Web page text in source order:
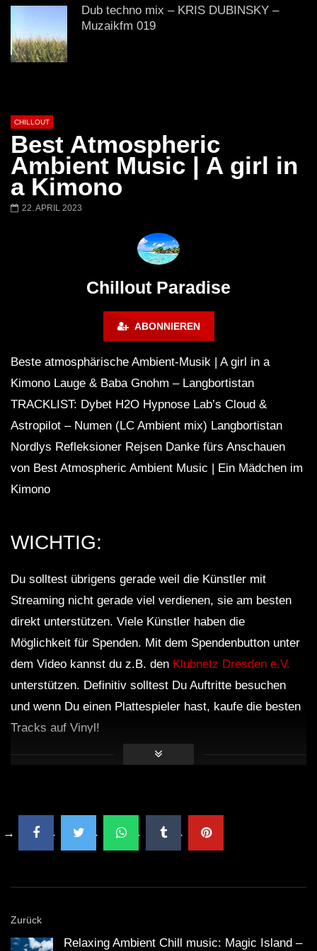
Calm & Relaxing Background
Music 🍓 Chill, Study, Work,
Sleep
Dub techno mix – KRIS DUBINSKY –
Muzaikfm 019
Relaxing Ambient Chill music: Magic
Island – Soothing Relaxation, Deep
House, Instrumental music
3 HOURS Chillout Ambient Music |
Café Mediterráneo 2 | Long Playlist
Lounge Chill out | New Age
Attraction | Chill Mix
DOWN TEMPO & DUB – Faidel –
Muzaikfm 029
3 HOURS of Chill out music Mix |
Music
Unreal | Chill Mix
Long Playlist | Background Music for
CHILLOUT
Best Atmospheric
Ambient Music | A girl in
a Kimono
22. APRIL 2023
Chillout Paradise
ABONNIEREN
Beste atmosphärische Ambient-Musik | A girl in a
Kimono Lauge & Baba Gnohm – Langbortistan
TRACKLIST: Dybet H2O Hypnose Lab’s Cloud &
Astropilot – Numen (LC Ambient mix) Langbortistan
Nordlys Refleksioner Rejsen Danke fürs Anschauen
von Best Atmospheric Ambient Music | Ein Mädchen im
Kimono
WICHTIG:
Du solltest übrigens gerade weil die Künstler mit
Streaming nicht gerade viel verdienen, sie am besten
direkt unterstützen. Viele Künstler haben die
Möglichkeit für Spenden. Mit dem Spendenbutton unter
dem Video kannst du z.B. den Klubnetz Dresden e.V.
unterstützen. Definitiv solltest Du Auftritte besuchen
und wenn Du einen Plattespieler hast, kaufe die besten
Tracks auf Vinyl!
Zurück
Relaxing Ambient Chill music: Magic Island –